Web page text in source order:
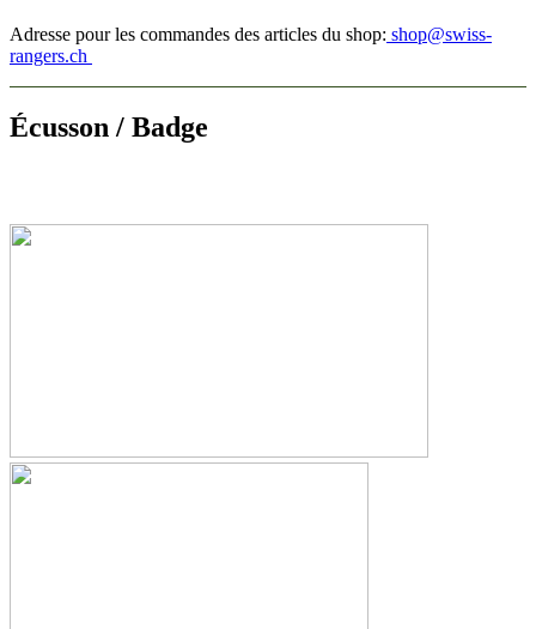
Adresse pour les commandes des articles du shop: shop@swiss-
rangers.ch
Écusson / Badge